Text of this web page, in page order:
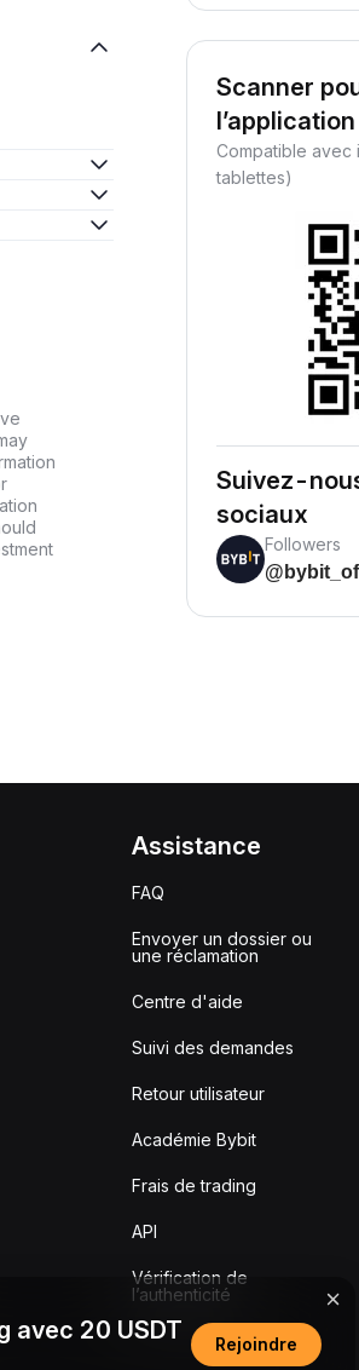
Scanner
l’application
Compatible avec
tablettes)
Suivez-
sociaux
Followers
Assistance
FAQ
Envoyer un dossier ou
une réclamation
Centre d'aide
Suivi des demandes
Retour utilisateur
Académie Bybit
Frais de trading
API
Vérification de
l’authenticité
avec 20 USDT Rejoindre